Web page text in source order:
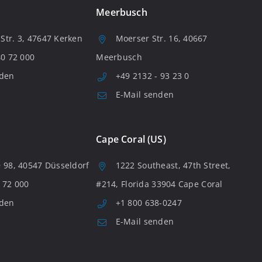
3, 47647 Kerken
72 000
Meerbusch
Moerser Str. 16, 40667
Meerbusch
+49 2132 - 93 23 0
E-Mail senden
98, 40547 Düsseldorf
000
Cape Coral (US)
1222 Southeast, 47th Street,
#214, Florida 33904 Cape Coral
+1 800 638-0247
E-Mail senden